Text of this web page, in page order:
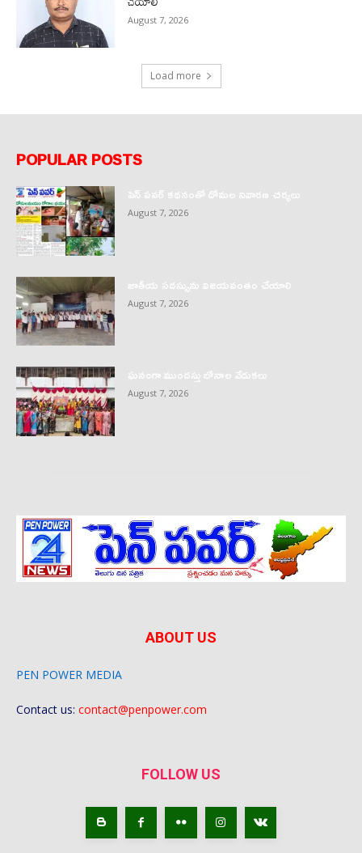
August 7, 2026
Load more
POPULAR POSTS
పెన్ పవర్ కథనంతో దోమల నివారణ చర్యలు
August 7, 2026
జాతీయ సదస్సును విజయవంతం చేయాలి
August 7, 2026
ఘనంగా ముందస్తు బోనాల వేడుకలు
August 7, 2026
ABOUT US
PEN POWER MEDIA
Contact us: contact@penpower.com
FOLLOW US